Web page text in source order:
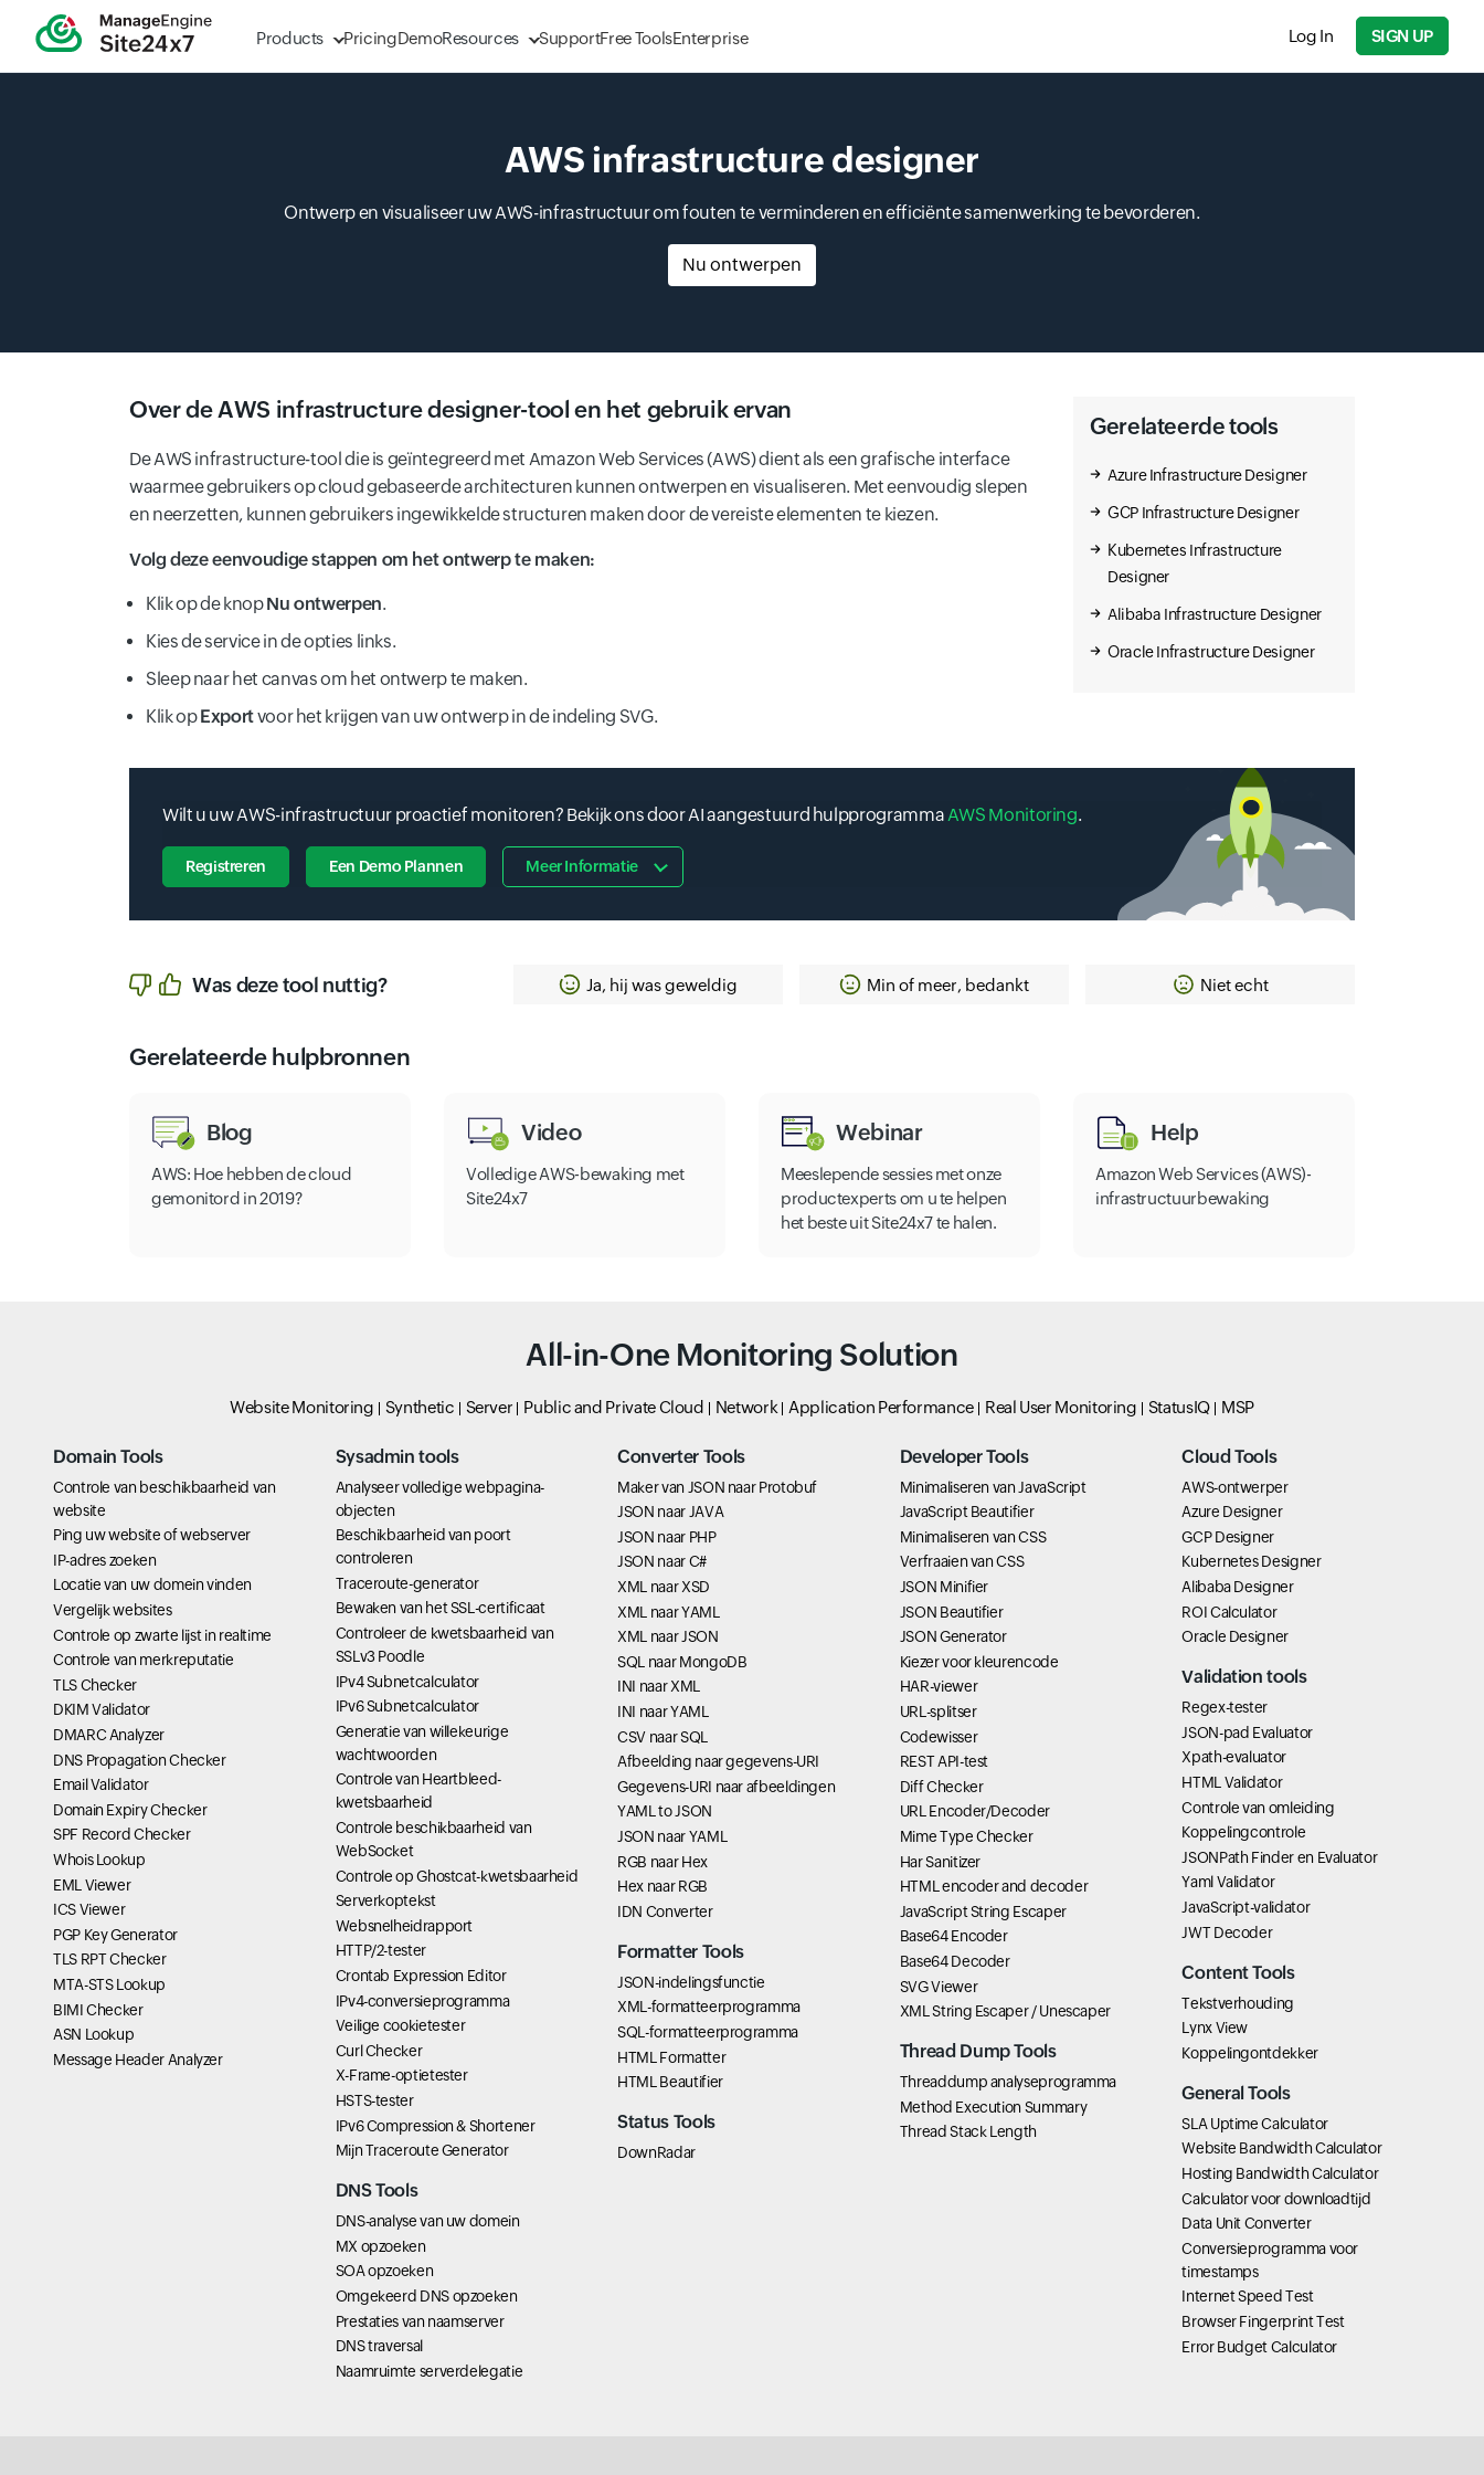
Products PricingDemoResources SupportFree ToolsEnterprise Log In SIGN UP
AWS infrastructure designer
Ontwerp en visualiseer uw AWS-infrastructuur om fouten te verminderen en efficiënte samenwerking te bevorderen.
Nu ontwerpen
Over de AWS infrastructure designer-tool en het gebruik ervan
De AWS infrastructure-tool die is geïntegreerd met Amazon Web Services (AWS) dient als een grafische interface
waarmee gebruikers op cloud gebaseerde architecturen kunnen ontwerpen en visualiseren. Met eenvoudig slepen
en neerzetten, kunnen gebruikers ingewikkelde structuren maken door de vereiste elementen te kiezen.
Volg deze eenvoudige stappen om het ontwerp te maken:
Klik op de knopNu ontwerpen.
Kies de service in de opties links.
Sleep naar het canvas om het ontwerp te maken.
Klik opExportvoor het krijgen van uw ontwerp in de indeling SVG.
Gerelateerde tools
Azure Infrastructure Designer
GCP Infrastructure Designer
Kubernetes Infrastructure
Designer
Alibaba Infrastructure Designer
Oracle Infrastructure Designer
Wilt u uw AWS-infrastructuur proactief monitoren? Bekijk ons door AI aangestuurd hulpprogrammaAWS Monitoring.
Registreren Een Demo Plannen Meer Informatie
Was deze tool nuttig? Ja, hij was geweldig Min of meer, bedankt Niet echt
Gerelateerde hulpbronnen
Blog
AWS: Hoe hebben de cloud
gemonitord in 2019?
Video
Volledige AWS-bewaking met
Site24x7
Webinar
Meeslepende sessies met onze
productexperts om u te helpen
het beste uit Site24x7 te halen.
Help
Amazon Web Services (AWS)-
infrastructuurbewaking
All-in-One Monitoring Solution
Website Monitoring Synthetic Server Public and Private Cloud Network Application Performance Real User Monitoring StatusIQ MSP
Domain Tools
Controle van beschikbaarheid van
website
Ping uw website of webserver
IP-adres zoeken
Locatie van uw domein vinden
Vergelijk websites
Controle op zwarte lijst in realtime
Controle van merkreputatie
TLS Checker
DKIM Validator
DMARC Analyzer
DNS Propagation Checker
Email Validator
Domain Expiry Checker
SPF Record Checker
Whois Lookup
EML Viewer
ICS Viewer
PGP Key Generator
TLS RPT Checker
MTA-STS Lookup
BIMI Checker
ASN Lookup
Message Header Analyzer
Sysadmin tools
Analyseer volledige webpagina-
objecten
Beschikbaarheid van poort
controleren
Traceroute-generator
Bewaken van het SSL-certificaat
Controleer de kwetsbaarheid van
SSLv3 Poodle
IPv4 Subnetcalculator
IPv6 Subnetcalculator
Generatie van willekeurige
wachtwoorden
Controle van Heartbleed-
kwetsbaarheid
Controle beschikbaarheid van
WebSocket
Controle op Ghostcat-kwetsbaarheid
Serverkoptekst
Websnelheidrapport
HTTP/2-tester
Crontab Expression Editor
IPv4-conversieprogramma
Veilige cookietester
Curl Checker
X-Frame-optietester
HSTS-tester
IPv6 Compression & Shortener
Mijn Traceroute Generator
DNS Tools
DNS-analyse van uw domein
MX opzoeken
SOA opzoeken
Omgekeerd DNS opzoeken
Prestaties van naamserver
DNS traversal
Naamruimte serverdelegatie
Converter Tools
Maker van JSON naar Protobuf
JSON naar JAVA
JSON naar PHP
JSON naar C#
XML naar XSD
XML naar YAML
XML naar JSON
SQL naar MongoDB
INI naar XML
INI naar YAML
CSV naar SQL
Afbeelding naar gegevens-URI
Gegevens-URI naar afbeeldingen
YAML to JSON
JSON naar YAML
RGB naar Hex
Hex naar RGB
IDN Converter
Formatter Tools
JSON-indelingsfunctie
XML-formatteerprogramma
SQL-formatteerprogramma
HTML Formatter
HTML Beautifier
Status Tools
DownRadar
Developer Tools
Minimaliseren van JavaScript
JavaScript Beautifier
Minimaliseren van CSS
Verfraaien van CSS
JSON Minifier
JSON Beautifier
JSON Generator
Kiezer voor kleurencode
HAR-viewer
URL-splitser
Codewisser
REST API-test
Diff Checker
URL Encoder/Decoder
Mime Type Checker
Har Sanitizer
HTML encoder and decoder
JavaScript String Escaper
Base64 Encoder
Base64 Decoder
SVG Viewer
XML String Escaper / Unescaper
Thread Dump Tools
Threaddump analyseprogramma
Method Execution Summary
Thread Stack Length
Cloud Tools
AWS-ontwerper
Azure Designer
GCP Designer
Kubernetes Designer
Alibaba Designer
ROI Calculator
Oracle Designer
Validation tools
Regex-tester
JSON-pad Evaluator
Xpath-evaluator
HTML Validator
Controle van omleiding
Koppelingcontrole
JSONPath Finder en Evaluator
Yaml Validator
JavaScript-validator
JWT Decoder
Content Tools
Tekstverhouding
Lynx View
Koppelingontdekker
General Tools
SLA Uptime Calculator
Website Bandwidth Calculator
Hosting Bandwidth Calculator
Calculator voor downloadtijd
Data Unit Converter
Conversieprogramma voor
timestamps
Internet Speed Test
Browser Fingerprint Test
Error Budget Calculator